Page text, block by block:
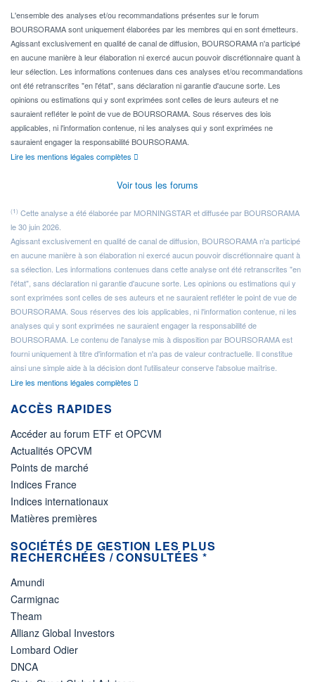
Pour l' ...
L'ensemble des analyses et/ou recommandations présentes sur le forum
BOURSORAMA sont uniquement élaborées par les membres qui en sont émetteurs.
Agissant exclusivement en qualité de canal de diffusion, BOURSORAMA n'a participé
en aucune manière à leur élaboration ni exercé aucun pouvoir discrétionnaire quant à
leur sélection. Les informations contenues dans ces analyses et/ou recommandations
ont été retranscrites "en l'état", sans déclaration ni garantie d'aucune sorte. Les
opinions ou estimations qui y sont exprimées sont celles de leurs auteurs et ne
sauraient refléter le point de vue de BOURSORAMA. Sous réserves des lois
applicables, ni l'information contenue, ni les analyses qui y sont exprimées ne
sauraient engager la responsabilité BOURSORAMA.
Lire les mentions légales complètes
Voir tous les forums
(1) Cette analyse a été élaborée par MORNINGSTAR et diffusée par BOURSORAMA
le 30 juin 2026.
Agissant exclusivement en qualité de canal de diffusion, BOURSORAMA n'a participé
en aucune manière à son élaboration ni exercé aucun pouvoir discrétionnaire quant à
sa sélection. Les informations contenues dans cette analyse ont été retranscrites "en
l'état", sans déclaration ni garantie d'aucune sorte. Les opinions ou estimations qui y
sont exprimées sont celles de ses auteurs et ne sauraient refléter le point de vue de
BOURSORAMA. Sous réserves des lois applicables, ni l'information contenue, ni les
analyses qui y sont exprimées ne sauraient engager la responsabilité de
BOURSORAMA. Le contenu de l'analyse mis à disposition par BOURSORAMA est
fourni uniquement à titre d'information et n'a pas de valeur contractuelle. Il constitue
ainsi une simple aide à la décision dont l'utilisateur conserve l'absolue maîtrise.
Lire les mentions légales complètes
ACCÈS RAPIDES
Accéder au forum ETF et OPCVM
Actualités OPCVM
Points de marché
Indices France
Indices internationaux
Matières premières
SOCIÉTÉS DE GESTION LES PLUS
RECHERCHÉES / CONSULTÉES *
Amundi
Carmignac
Theam
Allianz Global Investors
Lombard Odier
DNCA